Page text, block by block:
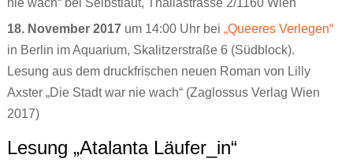
nie wach“ bei Selbstlaut, Thaliastrasse 2/1160 Wien
18. November 2017um 14:00 Uhr bei „Queeres Verlegen“
in Berlin im Aquarium, Skalitzerstraße 6 (Südblock).
Lesung aus dem druckfrischen neuen Roman von Lilly
Axster „Die Stadt war nie wach“ (Zaglossus Verlag Wien
2017)
Lesung „Atalanta Läufer_in“